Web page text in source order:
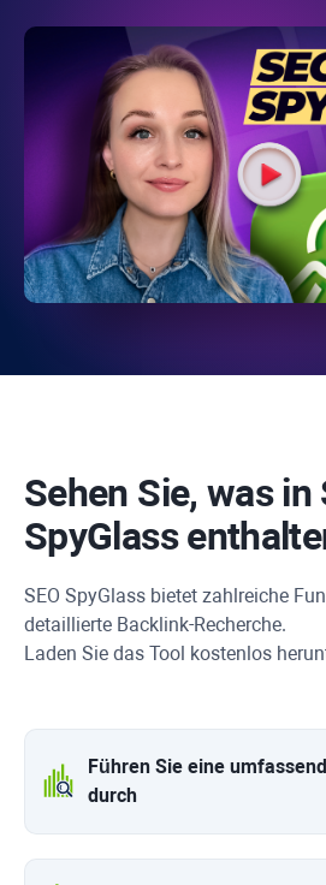
Sehen Sie, was in
SpyGlass
SEO SpyGlass bietet zahlreiche
detaillierte Backlink-Recherche.
Laden Sie das Tool kostenlos
Führen Sie eine
durch